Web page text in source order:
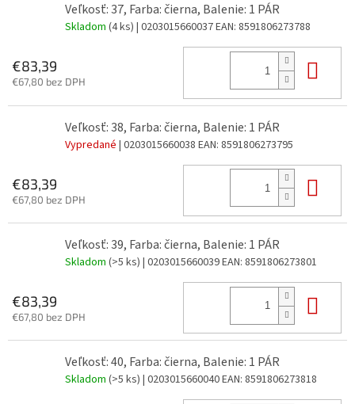
Veľkosť: 37, Farba: čierna, Balenie: 1 PÁR
Skladom (4 ks) | 0203015660037EAN: 8591806273788
€83,39
€67,80 bez DPH
Veľkosť: 38, Farba: čierna, Balenie: 1 PÁR
Vypredané | 0203015660038 EAN: 8591806273795
€83,39
€67,80 bez DPH
Veľkosť: 39, Farba: čierna, Balenie: 1 PÁR
Skladom (>5 ks) | 0203015660039EAN: 8591806273801
€83,39
€67,80 bez DPH
Veľkosť: 40, Farba: čierna, Balenie: 1 PÁR
Skladom (>5 ks) | 0203015660040EAN: 8591806273818